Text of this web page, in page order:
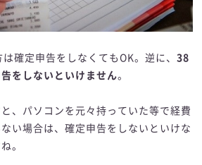
確定申告をしなくてもOK。逆に、 38
をしないといけません。
、パソコンを元々持っていた等で経費
い場合は、確定申告をしないといけな
。